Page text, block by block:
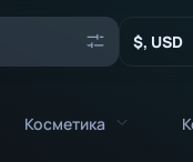
, USD
Косметика